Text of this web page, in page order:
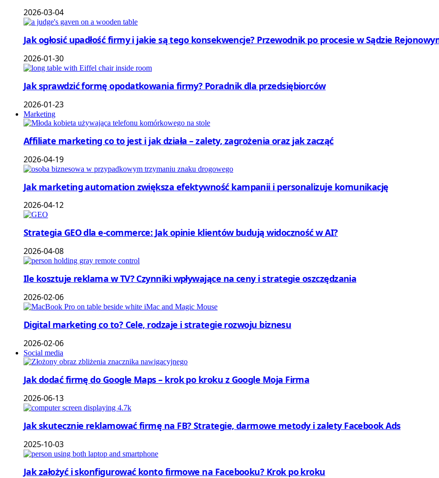
2026-03-04
Jak ogłosić upadłość firmy i jakie są tego konsekwencje? Przewodnik po procesie w Sądzie
2026-01-30
Jak sprawdzić formę opodatkowania firmy? Poradnik dla przedsiębiorców
2026-01-23
Marketing
Affiliate marketing co to jest i jak działa – zalety, zagrożenia oraz jak zacząć
2026-04-19
Jak marketing automation zwiększa efektywność kampanii i personalizuje komunikację
2026-04-12
Strategia GEO dla e-commerce: Jak opinie klientów budują widoczność w AI?
2026-04-08
Ile kosztuje reklama w TV? Czynniki wpływające na ceny i strategie oszczędzania
2026-02-06
Digital marketing co to? Cele, rodzaje i strategie rozwoju biznesu
2026-02-06
Social media
Jak dodać firmę do Google Maps – krok po kroku z Google Moja Firma
2026-06-13
Jak skutecznie reklamować firmę na FB? Strategie, darmowe metody i zalety Facebook Ads
2025-10-03
Jak założyć i skonfigurować konto firmowe na Facebooku? Krok po kroku